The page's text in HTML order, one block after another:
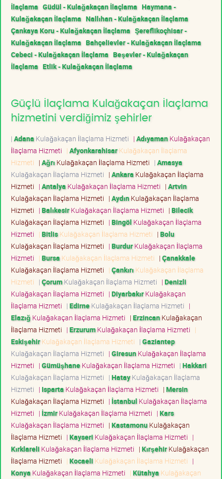
İlaçlama Güdül - Kulağakaçan İlaçlama Haymana -
Kulağakaçan İlaçlama Nallıhan - Kulağakaçan İlaçlama
Çankaya Koru - Kulağakaçan İlaçlama Şereflikoçhisar -
Kulağakaçan İlaçlama Bahçelievler - Kulağakaçan İlaçlama
Cebeci - Kulağakaçan İlaçlama Beşevler - Kulağakaçan
İlaçlama Etlik - Kulağakaçan İlaçlama
Güçlü İlaçlama Kulağakaçan İlaçlama
hizmetini verdiğimiz şehirler
| Adana Kulağakaçan İlaçlama Hizmeti | AdıyamanKulağakaçan
İlaçlama Hizmeti | AfyonkarahisarKulağakaçan İlaçlama
Hizmeti | Ağrı Kulağakaçan İlaçlama Hizmeti | Amasya
Kulağakaçan İlaçlama Hizmeti | Ankara Kulağakaçan İlaçlama
Hizmeti | Antalya Kulağakaçan İlaçlama Hizmeti | Artvin
Kulağakaçan İlaçlama Hizmeti | AydınKulağakaçan İlaçlama
Hizmeti | BalıkesirKulağakaçan İlaçlama Hizmeti | Bilecik
Kulağakaçan İlaçlama Hizmeti | Bingöl Kulağakaçan İlaçlama
Hizmeti | BitlisKulağakaçan İlaçlama Hizmeti | Bolu
Kulağakaçan İlaçlama Hizmeti | BurdurKulağakaçan İlaçlama
Hizmeti | Bursa Kulağakaçan İlaçlama Hizmeti | Çanakkale
Kulağakaçan İlaçlama Hizmeti | Çankırı Kulağakaçan İlaçlama
Hizmeti | ÇorumKulağakaçan İlaçlama Hizmeti | Denizli
Kulağakaçan İlaçlama Hizmeti | DiyarbakırKulağakaçan
İlaçlama Hizmeti | EdirneKulağakaçan İlaçlama Hizmeti |
Elazığ Kulağakaçan İlaçlama Hizmeti | ErzincanKulağakaçan
İlaçlama Hizmeti | ErzurumKulağakaçan İlaçlama Hizmeti |
EskişehirKulağakaçan İlaçlama Hizmeti | Gaziantep
Kulağakaçan İlaçlama Hizmeti | GiresunKulağakaçan İlaçlama
Hizmeti | GümüşhaneKulağakaçan İlaçlama Hizmeti | Hakkari
Kulağakaçan İlaçlama Hizmeti | HatayKulağakaçan İlaçlama
Hizmeti | Isparta Kulağakaçan İlaçlama Hizmeti | Mersin
Kulağakaçan İlaçlama Hizmeti | İstanbul Kulağakaçan İlaçlama
Hizmeti | İzmirKulağakaçan İlaçlama Hizmeti | Kars
Kulağakaçan İlaçlama Hizmeti | KastamonuKulağakaçan
İlaçlama Hizmeti | Kayseri Kulağakaçan İlaçlama Hizmeti |
Kırklareli Kulağakaçan İlaçlama Hizmeti | KırşehirKulağakaçan
İlaçlama Hizmeti | Kocaeli Kulağakaçan İlaçlama Hizmeti |
Konya Kulağakaçan İlaçlama Hizmeti | Kütahya Kulağakaçan